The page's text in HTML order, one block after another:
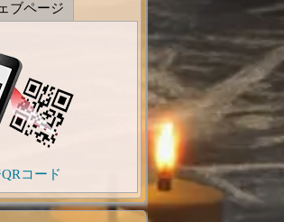
ブページ
コード